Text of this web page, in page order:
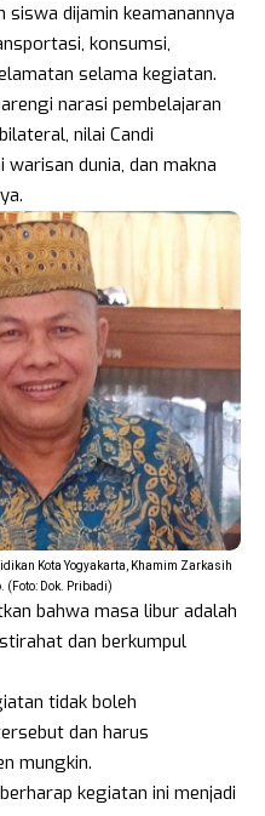
siswa dijamin keamanannya
konsumsi,
selama kegiatan.
narasi pembelajaran
nilai Candi
warisan dunia, dan makna
Kota Yogyakarta, Khamim Zarkasih
(Foto: Dok. Pribadi)
bahwa masa libur adalah
dan berkumpul
tidak boleh
dan harus
mungkin.
kegiatan ini menjadi